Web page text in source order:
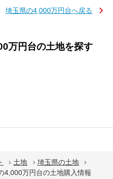
埼玉県の4,000万円台へ戻る
万円台の土地を探す
土地
埼玉県の土地
4,000万円台の土地購入情報